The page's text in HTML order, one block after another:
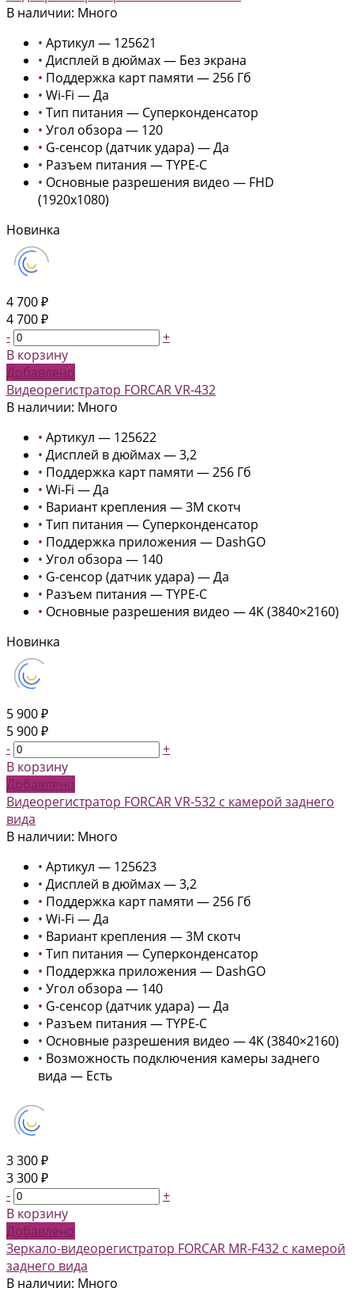
В наличии: Много
• Артикул — 125621
• Дисплей в дюймах — Без экрана
• Поддержка карт памяти — 256 Гб
• Wi-Fi — Да
• Тип питания — Суперконденсатор
• Угол обзора — 120
• G-сенсор (датчик удара) — Да
• Разъем питания — TYPE-C
• Основные разрешения видео — FHD
(1920x1080)
Новинка
4 700 ₽
4 700 ₽
-
+
В корзину
Добавлено
Видеорегистратор FORCAR VR-432
В наличии: Много
• Артикул — 125622
• Дисплей в дюймах — 3,2
• Поддержка карт памяти — 256 Гб
• Wi-Fi — Да
• Вариант крепления — 3М скотч
• Тип питания — Суперконденсатор
• Поддержка приложения — DashGO
• Угол обзора — 140
• G-сенсор (датчик удара) — Да
• Разъем питания — TYPE-C
• Основные разрешения видео — 4K (3840×2160)
Новинка
5 900 ₽
5 900 ₽
-
+
В корзину
Добавлено
Видеорегистратор FORCAR VR-532 с камерой заднего
вида
В наличии: Много
• Артикул — 125623
• Дисплей в дюймах — 3,2
• Поддержка карт памяти — 256 Гб
• Wi-Fi — Да
• Вариант крепления — 3М скотч
• Тип питания — Суперконденсатор
• Поддержка приложения — DashGO
• Угол обзора — 140
• G-сенсор (датчик удара) — Да
• Разъем питания — TYPE-C
• Основные разрешения видео — 4K (3840×2160)
• Возможность подключения камеры заднего
вида — Есть
3 300 ₽
3 300 ₽
-
+
В корзину
Добавлено
Зеркало-видеорегистратор FORCAR MR-F432 с камерой
заднего вида
В наличии: Много